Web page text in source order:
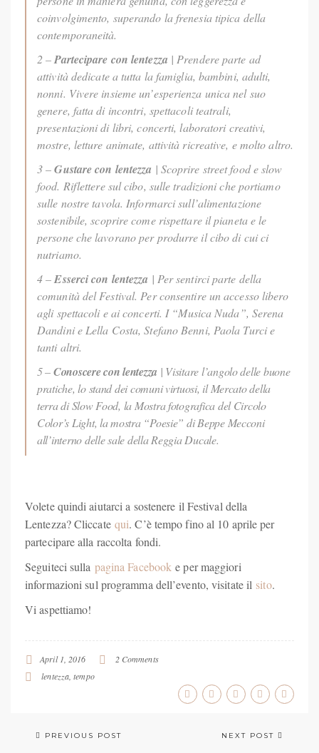
coinvolgimento, superando la frenesia tipica della
contemporaneità.
2 –Partecipare con lentezza | Prendere parte ad
attività dedicate a tutta la famiglia, bambini, adulti,
nonni. Vivere insieme un’esperienza unica nel suo
genere, fatta di incontri, spettacoli teatrali,
presentazioni di libri, concerti, laboratori creativi,
mostre, letture animate, attività ricreative, e molto altro.
3 –Gustare con lentezza | Scoprire street foodeslow
food. Riflettere sul cibo, sulle tradizioni che portiamo
sulle nostre tavola. Informarci sull’alimentazione
sostenibile, scoprire come rispettare il pianeta e le
persone che lavorano per produrre il cibo di cui ci
nutriamo.
4 –Esserci con lentezza | Per sentirci parte della
comunità del Festival. Per consentire un accesso libero
agli spettacoli e ai concerti. I “Musica Nuda”, Serena
Dandini e Lella Costa, Stefano Benni, Paola Turci e
tanti altri.
5 –Conoscere con lentezza | Visitare l’angolo delle buone
pratiche, lo stand dei comuni virtuosi, il Mercato della
terra di Slow Food, la Mostra fotografica del Circolo
Color’s Light, la mostra “Poesie” di Beppe Mecconi
all’interno delle sale della Reggia Ducale.
Volete quindi aiutarci a sostenere il Festival della
Lentezza? Cliccate qui. C’è tempo fino al 10 aprile per
partecipare alla raccolta fondi.
Seguiteci sulla pagina Facebook e per maggiori
informazioni sul programma dell’evento, visitate il sito.
Vi aspettiamo!
April 1, 2016
2 Comments
lentezza ,tempo
PREVIOUS POST NEXT POST